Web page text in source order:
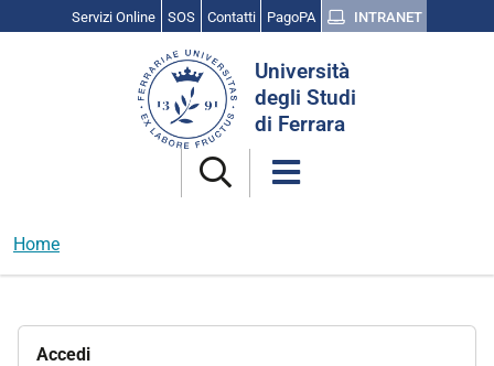
Servizi Online SOS Contatti PagoPA INTRANET
Università
degli Studi
di Ferrara
Home
Accedi